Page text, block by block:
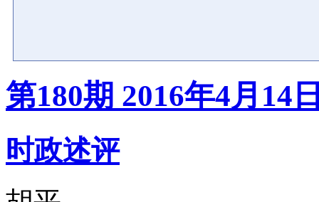
第180期 2016年4月14
时政述评